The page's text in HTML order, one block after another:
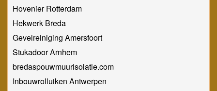
Hovenier Rotterdam
Hekwerk Breda
Gevelreiniging Amersfoort
Stukadoor Arnhem
bredaspouwmuurisolatie.com
Inbouwrolluiken Antwerpen